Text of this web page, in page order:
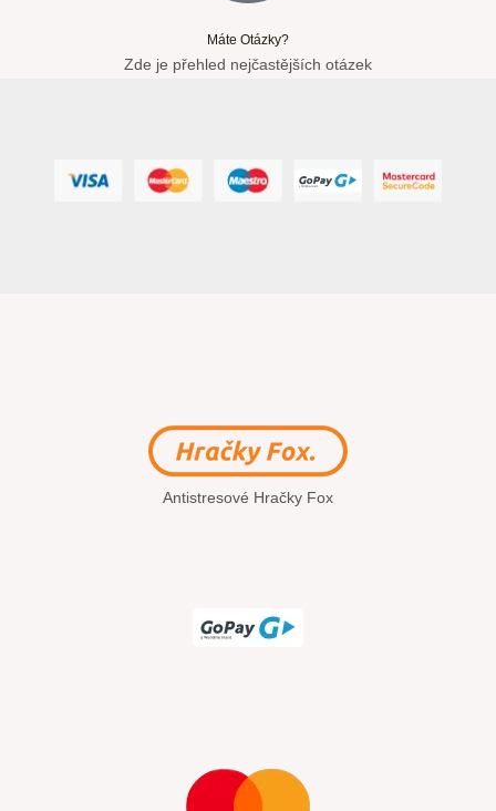
Máte Otázky?
Zde je přehled nejčastějších otázek
Antistresové Hračky Fox